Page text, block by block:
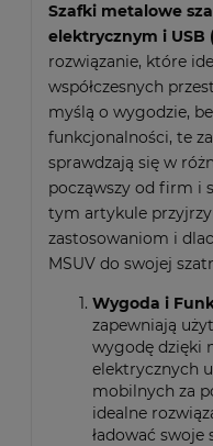
Szafki metalowe
elektrycznym i USB
rozwiązanie, które
współczesnych
myślą o wygodzie,
funkcjonalności, te
sprawdzają się w
począwszy od firm i
tym artykule
zastosowaniom i
MSUV do swojej
Wygoda i
zapewniają
wygodę dzięki
elektrycznych
mobilnych za
idealne
ładować